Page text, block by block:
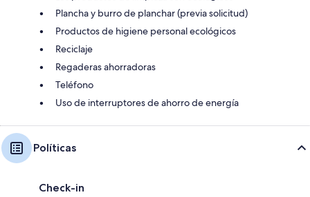
Plancha y burro de planchar (previa solicitud)
Productos de higiene personal ecológicos
Reciclaje
Regaderas ahorradoras
Teléfono
Uso de interruptores de ahorro de energía
Políticas
Check-in